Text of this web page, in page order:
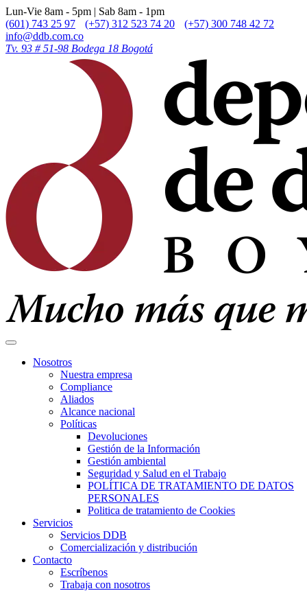
Lun-Vie 8am - 5pm | Sab 8am - 1pm
(601) 743 25 97
(+57) 312 523 74 20
(+57) 300 748 42 72
info@ddb.com.co
Tv. 93 # 51-98 Bodega 18 Bogotá
Nosotros
Nuestra empresa
Compliance
Aliados
Alcance nacional
Políticas
Devoluciones
Gestión de la Información
Gestión ambiental
Seguridad y Salud en el Trabajo
POLÍTICA DE TRATAMIENTO DE DATOS
PERSONALES
Politica de tratamiento de Cookies
Servicios
Servicios DDB
Comercialización y distribución
Contacto
Escríbenos
Trabaja con nosotros